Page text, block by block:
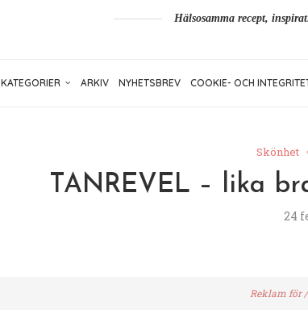
Hälsosamma recept,
KATEGORIER ARKIV NYHETSBREV COOKIE- OCH
Skönhet
TANREVEL – lika
24
Reklam för